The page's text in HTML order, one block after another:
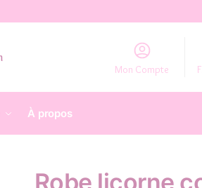
Mon Compte
À propos
Robe licorne